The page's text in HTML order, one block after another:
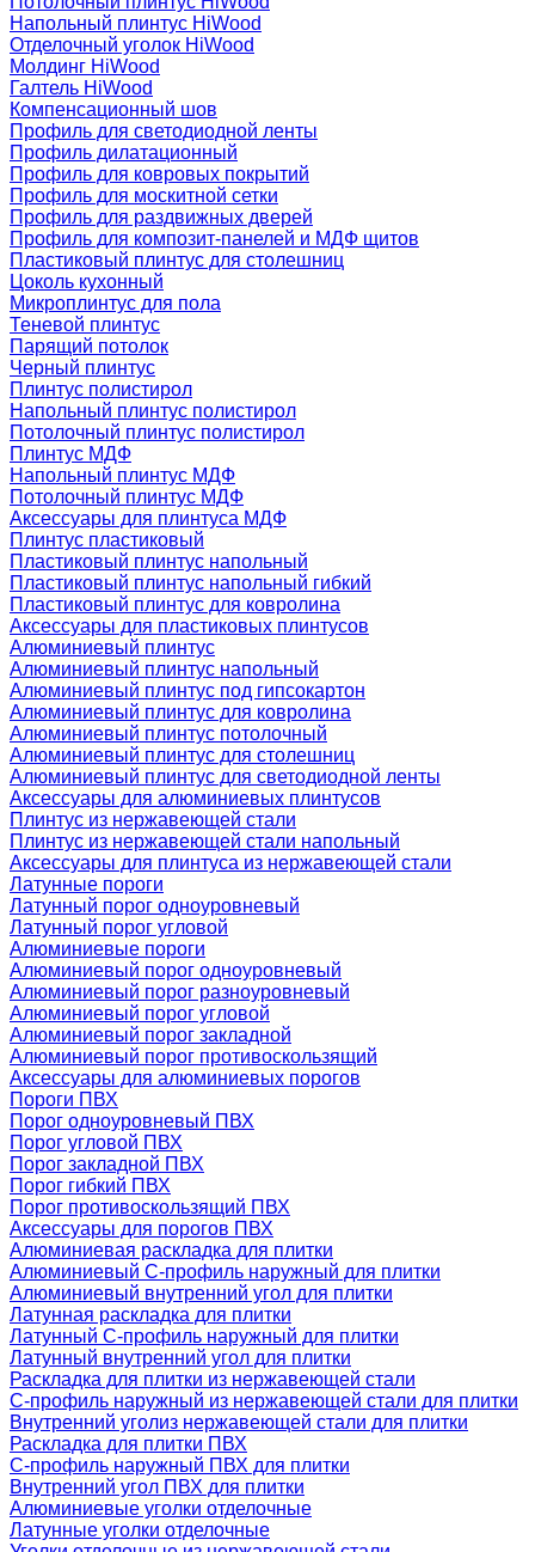
Напольный плинтус HiWood
Отделочный уголок HiWood
Молдинг HiWood
Галтель HiWood
Компенсационный шов
Профиль для светодиодной ленты
Профиль дилатационный
Профиль для ковровых покрытий
Профиль для москитной сетки
Профиль для раздвижных дверей
Профиль для композит-панелей и МДФ щитов
Пластиковый плинтус для столешниц
Цоколь кухонный
Микроплинтус для пола
Теневой плинтус
Парящий потолок
Черный плинтус
Плинтус полистирол
Напольный плинтус полистирол
Потолочный плинтус полистирол
Плинтус МДФ
Напольный плинтус МДФ
Потолочный плинтус МДФ
Аксессуары для плинтуса МДФ
Плинтус пластиковый
Пластиковый плинтус напольный
Пластиковый плинтус напольный гибкий
Пластиковый плинтус для ковролина
Аксессуары для пластиковых плинтусов
Алюминиевый плинтус
Алюминиевый плинтус напольный
Алюминиевый плинтус под гипсокартон
Алюминиевый плинтус для ковролина
Алюминиевый плинтус потолочный
Алюминиевый плинтус для столешниц
Алюминиевый плинтус для светодиодной ленты
Аксессуары для алюминиевых плинтусов
Плинтус из нержавеющей стали
Плинтус из нержавеющей стали напольный
Аксессуары для плинтуса из нержавеющей стали
Латунные пороги
Латунный порог одноуровневый
Латунный порог угловой
Алюминиевые пороги
Алюминиевый порог одноуровневый
Алюминиевый порог разноуровневый
Алюминиевый порог угловой
Алюминиевый порог закладной
Алюминиевый порог противоскользящий
Аксессуары для алюминиевых порогов
Пороги ПВХ
Порог одноуровневый ПВХ
Порог угловой ПВХ
Порог закладной ПВХ
Порог гибкий ПВХ
Порог противоскользящий ПВХ
Аксессуары для порогов ПВХ
Алюминиевая раскладка для плитки
Алюминиевый С-профиль наружный для плитки
Алюминиевый внутренний угол для плитки
Латунная раскладка для плитки
Латунный С-профиль наружный для плитки
Латунный внутренний угол для плитки
Раскладка для плитки из нержавеющей стали
С-профиль наружный из нержавеющей стали для плитки
Внутренний уголиз нержавеющей стали для плитки
Раскладка для плитки ПВХ
С-профиль наружный ПВХ для плитки
Внутренний угол ПВХ для плитки
Алюминиевые уголки отделочные
Латунные уголки отделочные